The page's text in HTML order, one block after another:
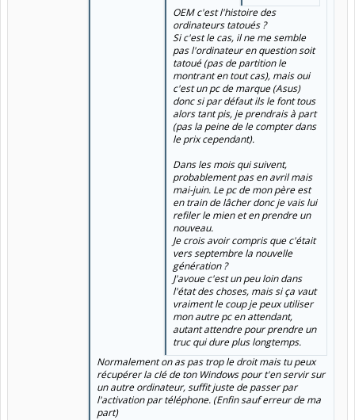
OEM c'est l'histoire des
ordinateurs tatoués ?
Si c'est le cas, il ne me semble
pas l'ordinateur en question soit
tatoué (pas de partition le
montrant en tout cas), mais oui
c'est un pc de marque (Asus)
donc si par défaut ils le font tous
alors tant pis, je prendrais à part
(pas la peine de le compter dans
le prix cependant).
Dans les mois qui suivent,
probablement pas en avril mais
mai-juin. Le pc de mon père est
en train de lâcher donc je vais lui
refiler le mien et en prendre un
nouveau.
Je crois avoir compris que c'était
vers septembre la nouvelle
génération ?
J'avoue c'est un peu loin dans
l'état des choses, mais si ça vaut
vraiment le coup je peux utiliser
mon autre pc en attendant,
autant attendre pour prendre un
truc qui dure plus longtemps.
Normalement on as pas trop le droit mais tu peux
récupérer la clé de ton Windows pour t'en servir sur
un autre ordinateur, suffit juste de passer par
l'activation par téléphone. (Enfin sauf erreur de ma
part)